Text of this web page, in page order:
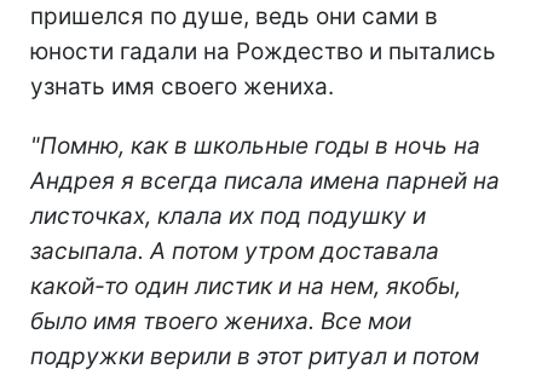
пришелся по душе, ведь они сами в
юности гадали на Рождество и пытались
узнать имя своего жениха.
"Помню, как в школьные годы в ночь на
Андрея я всегда писала имена парней на
листочках, клала их под подушку и
засыпала. А потом утром доставала
какой-то один листик и на нем, якобы,
было имя твоего жениха. Все мои
подружки верили в этот ритуал и потом